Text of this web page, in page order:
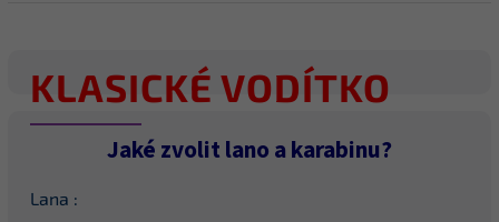
KLASICKÉ VODÍTKO
Jaké zvolit lano a karabinu?
Lana :